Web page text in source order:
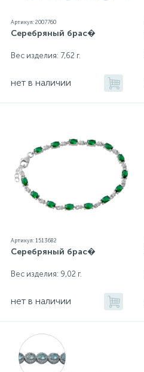
Артикул: 2007760
Серебряный брас�
Вес изделия: 7,62 г.
нет в наличии
Артикул: 1513682
Серебряный брас�
Вес изделия: 9,02 г.
нет в наличии